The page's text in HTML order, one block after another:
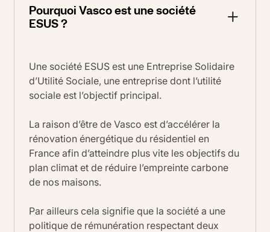
Pourquoi Vasco est une société
ESUS ?
Une société ESUS est une Entreprise Solidaire
d’Utilité Sociale, une entreprise dont l’utilité
sociale est l’objectif principal.
La raison d’être de Vasco est d’accélérer la
rénovation énergétique du résidentiel en
France afin d’atteindre plus vite les objectifs du
plan climat et de réduire l’empreinte carbone
de nos maisons.
Par ailleurs cela signifie que la société a une
politique de rémunération respectant deux